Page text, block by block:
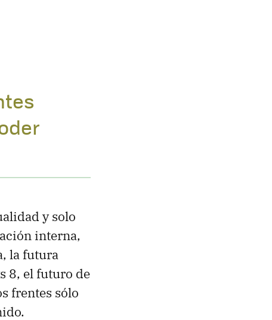
y solo
interna,
la futura
8, el futuro de
frentes sólo